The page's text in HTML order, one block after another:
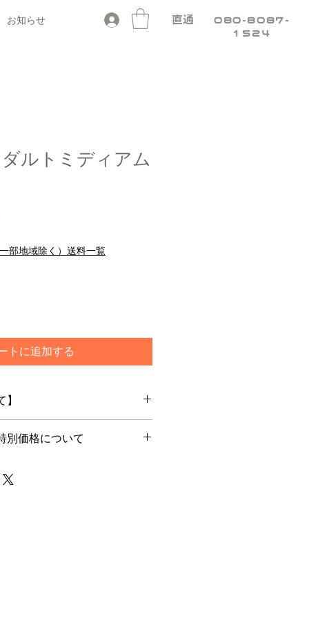
お知らせ 直通
080-8087-
1524
ルトミディアム
ル部地域除く）送料一覧
トに追加する
を頂いてからメーカー最新ロット
別価格について
択ください